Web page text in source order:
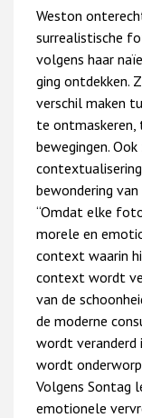
Weston
surrealistische
volgens haar
ging ontdekken.
verschil maken
te ontmaskeren,
bewegingen.
bewondering
“Omdat elke
morele en
context waarin
context wordt
van de
de moderne
wordt veranderd
wordt
Volgens Sontag
emotionele